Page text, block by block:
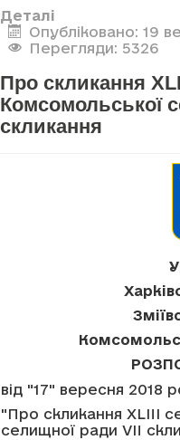
Деталі
Опубліковано: 19
Перегляди: 5326
Про скликання
Комсомольської
скликання
від "17" вересня 2018
"Про скликання XLIII
селищної ради VII